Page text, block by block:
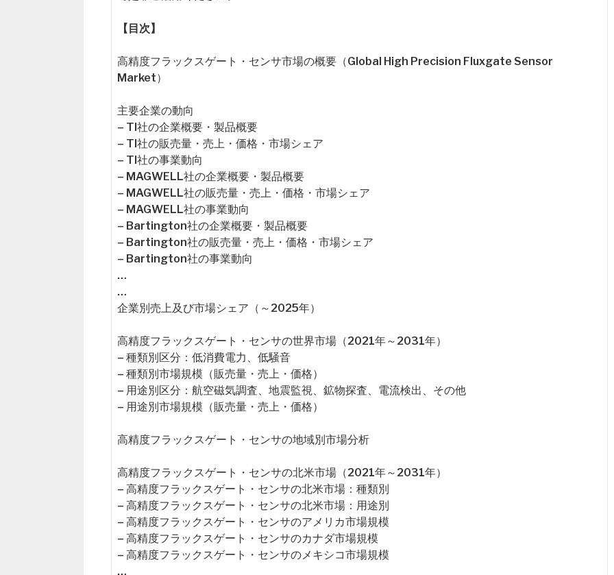
【目次】
高精度フラックスゲート・センサ市場の概要（Global High Precision Fluxgate Sensor
Market）
主要企業の動向
– TI社の企業概要・製品概要
– TI社の販売量・売上・価格・市場シェア
– TI社の事業動向
– MAGWELL社の企業概要・製品概要
– MAGWELL社の販売量・売上・価格・市場シェア
– MAGWELL社の事業動向
– Bartington社の企業概要・製品概要
– Bartington社の販売量・売上・価格・市場シェア
– Bartington社の事業動向
…
…
企業別売上及び市場シェア（～2025年）
高精度フラックスゲート・センサの世界市場（2021年～2031年）
– 種類別区分：低消費電力、低騒音
– 種類別市場規模（販売量・売上・価格）
– 用途別区分：航空磁気調査、地震監視、鉱物探査、電流検出、その他
– 用途別市場規模（販売量・売上・価格）
高精度フラックスゲート・センサの地域別市場分析
高精度フラックスゲート・センサの北米市場（2021年～2031年）
– 高精度フラックスゲート・センサの北米市場：種類別
– 高精度フラックスゲート・センサの北米市場：用途別
– 高精度フラックスゲート・センサのアメリカ市場規模
– 高精度フラックスゲート・センサのカナダ市場規模
– 高精度フラックスゲート・センサのメキシコ市場規模
…